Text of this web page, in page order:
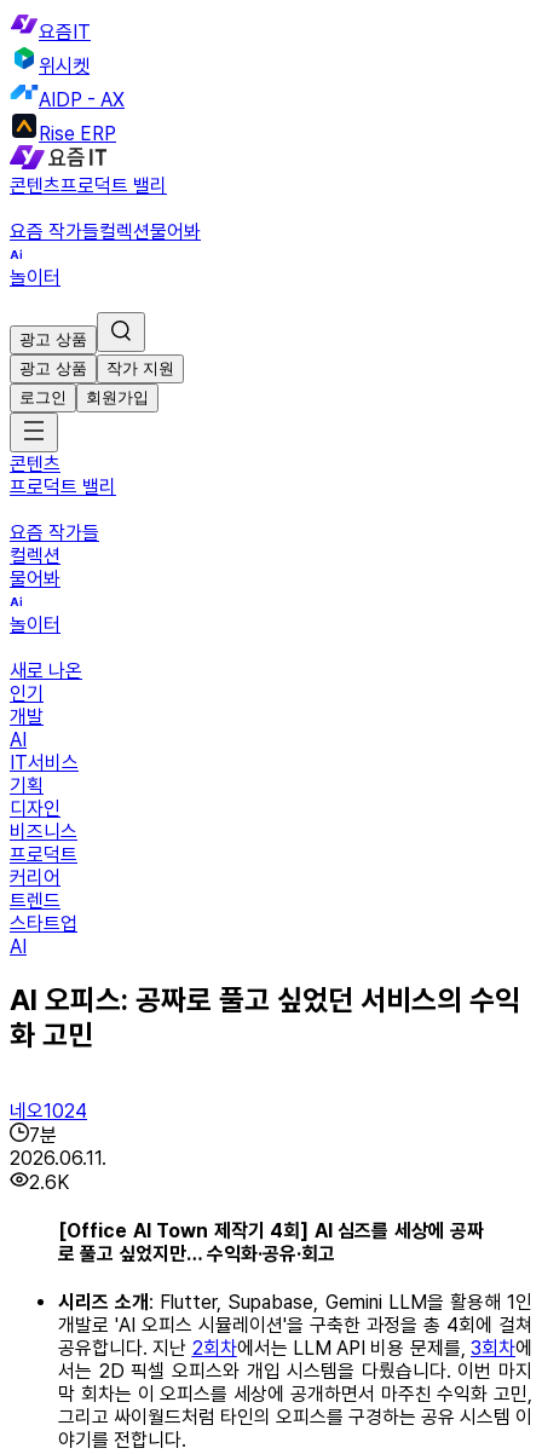
요즘IT
위시켓
AIDP - AX
Rise ERP
콘텐츠프로덕트 밸리
요즘 작가들컬렉션물어봐
놀이터
광고 상품
광고 상품
작가 지원
로그인
회원가입
콘텐츠
프로덕트 밸리
요즘 작가들
컬렉션
물어봐
놀이터
새로 나온
인기
개발
AI
IT서비스
기획
디자인
비즈니스
프로덕트
커리어
트렌드
스타트업
AI
AI 오피스: 공짜로 풀고 싶었던 서비스의 수익
화 고민
네오1024
7분
2026.06.11.
2.6K
[Office AI Town 제작기 4회] AI 심즈를 세상에 공짜
로 풀고 싶었지만… 수익화·공유·회고
시리즈 소개 : Flutter, Supabase, Gemini LLM을 활용해 1인
개발로 'AI 오피스 시뮬레이션'을 구축한 과정을 총 4회에 걸쳐
공유합니다. 지난 2회차에서는 LLM API 비용 문제를,3회차에
서는 2D 픽셀 오피스와 개입 시스템을 다뤘습니다. 이번 마지
막 회차는 이 오피스를 세상에 공개하면서 마주친 수익화 고민,
그리고 싸이월드처럼 타인의 오피스를 구경하는 공유 시스템 이
야기를 전합니다.